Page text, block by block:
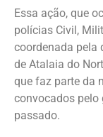
Essa ação, que
polícias Civil,
coordenada pela
de Atalaia do
que faz parte da
convocados pelo
passado.